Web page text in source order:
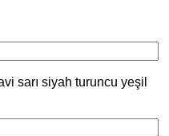
sarı siyah turuncu yeşil